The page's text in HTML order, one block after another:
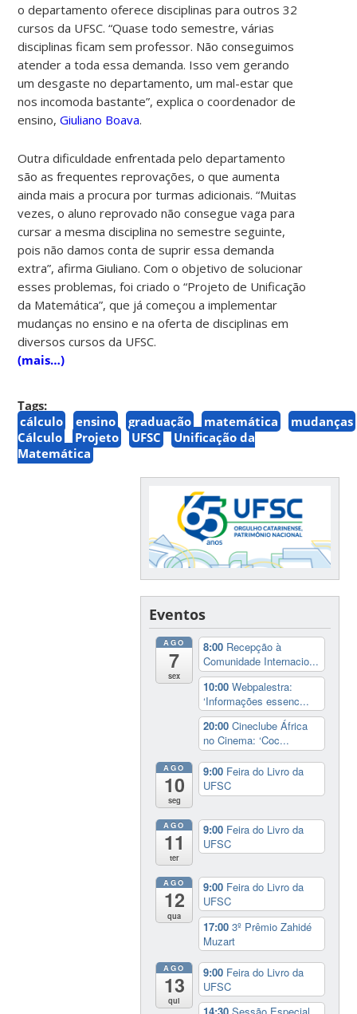
o departamento oferece disciplinas para outros 32
cursos da UFSC. “Quase todo semestre, várias
disciplinas ficam sem professor. Não conseguimos
atender a toda essa demanda. Isso vem gerando
um desgaste no departamento, um mal-estar que
nos incomoda bastante”, explica o coordenador de
ensino,Giuliano Boava.
Outra dificuldade enfrentada pelo departamento
são as frequentes reprovações, o que aumenta
ainda mais a procura por turmas adicionais. “Muitas
vezes, o aluno reprovado não consegue vaga para
cursar a mesma disciplina no semestre seguinte,
pois não damos conta de suprir essa demanda
extra”, afirma Giuliano. Com o objetivo de solucionar
esses problemas, foi criado o “Projeto de Unificação
da Matemática”, que já começou a implementar
mudanças no ensino e na oferta de disciplinas em
diversos cursos da UFSC.
(mais…)
Tags:
cálculo
ensino graduação matemática
mudanças
Cálculo
Projeto UFSC
Unificação da
Matemática
Eventos
AGO
7
sex
8:00 Recepção à
Comunidade Internacio...
10:00Webpalestra:
‘Informações essenc...
20:00Cineclube África
no Cinema: ‘Coc...
AGO
10
seg
9:00 Feira do Livro da
UFSC
AGO
11
ter
9:00 Feira do Livro da
UFSC
AGO
12
qua
9:00 Feira do Livro da
UFSC
17:003º Prêmio Zahidé
Muzart
AGO
13
qui
9:00 Feira do Livro da
UFSC